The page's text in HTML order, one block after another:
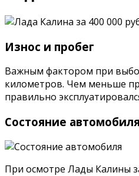
Износ и пробег
Важным фактором при
километров. Чем меньше
правильно
Состояние автомобиля
При осмотре Лады Калины